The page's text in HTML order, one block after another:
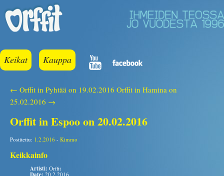
Keikat Kauppa
← Orffit in Pyhtää on 19.02.2016 Orffit in Hamina on
25.02.2016 →
Orffit in Espoo on 20.02.2016
Postitettu: 1.2.2016 - Kimmo
Keikkainfo
Artisti: Orffit
Date: 20.2.2016